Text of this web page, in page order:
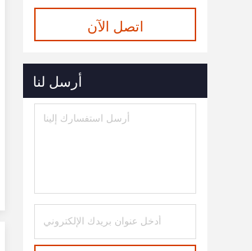
اتصل الآن
أرسل لنا